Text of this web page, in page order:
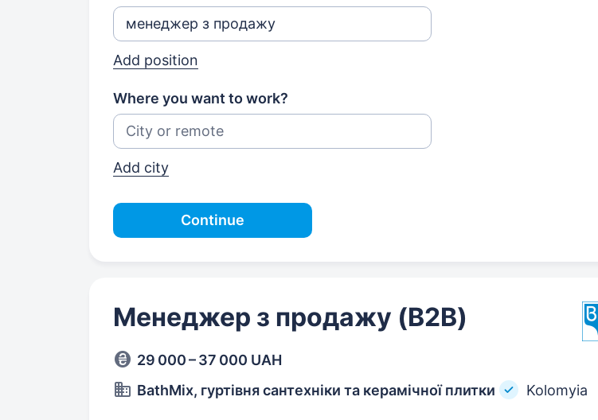
Add position
Where you want to work?
Add city
Continue
Менеджер з продажу (B2B)
29 000 – 37 000 UAH
BathMix, гуртівня сантехніки та керамічної плитки
Kolomyia